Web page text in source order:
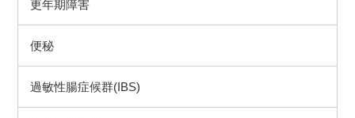
更年期障害
便秘
過敏性腸症候群(IBS)